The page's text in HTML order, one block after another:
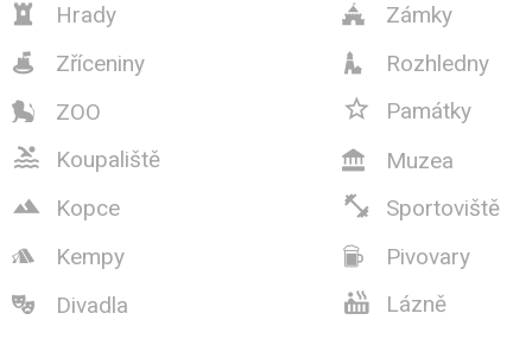
 Hrady  Zámky
 Zříceniny  Rozhledny
 ZOO  Památky
 Koupaliště  Muzea
 Kopce  Sportoviště
 Kempy  Pivovary
 Divadla  Lázně